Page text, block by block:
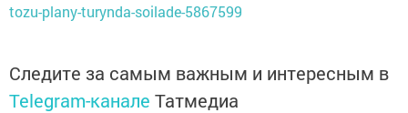
tozu-plany-turynda-soilade-5867599
Следите за самым важным и интересным в
Telegram-канале Татмедиа